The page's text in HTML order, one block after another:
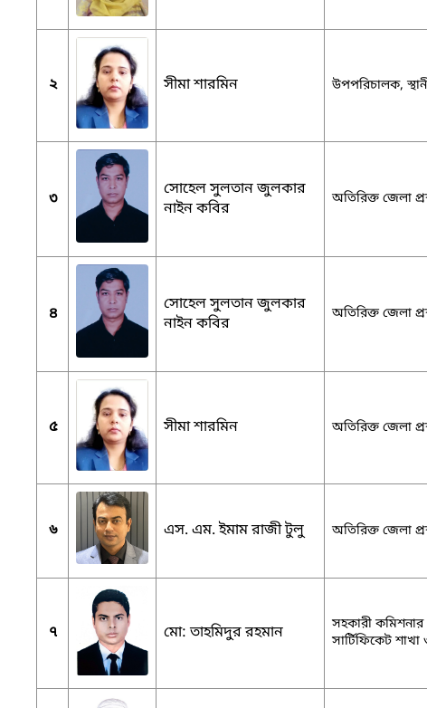
২ সীমা শারমিন উপপরিচালক,
৩
সোহেল সুলতান জুলকার
নাইন কবির
অতিরিক্ত জেলা
৪
সোহেল সুলতান জুলকার
নাইন কবির
অতিরিক্ত জেলা
৫ সীমা শারমিন অতিরিক্ত জেলা
৬ এস. এম. ইমাম রাজী টুলু অতিরিক্ত জেলা
৭ মো: তাহমিদুর রহমান
সহকারী কমিশনার
সার্টিফিকেট